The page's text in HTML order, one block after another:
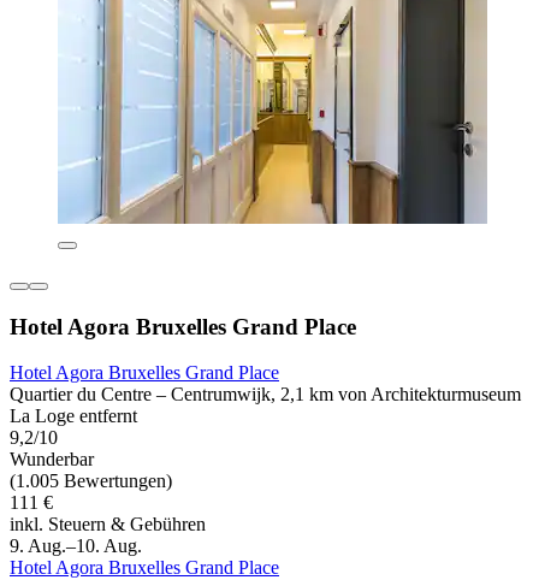
Hotel Agora Bruxelles Grand Place
Hotel Agora Bruxelles Grand Place
Quartier du Centre – Centrumwijk, 2,1 km von Architekturmuseum
La Loge entfernt
9,2/10
Wunderbar
(1.005 Bewertungen)
111 €
inkl. Steuern & Gebühren
9. Aug.–10. Aug.
Hotel Agora Bruxelles Grand Place